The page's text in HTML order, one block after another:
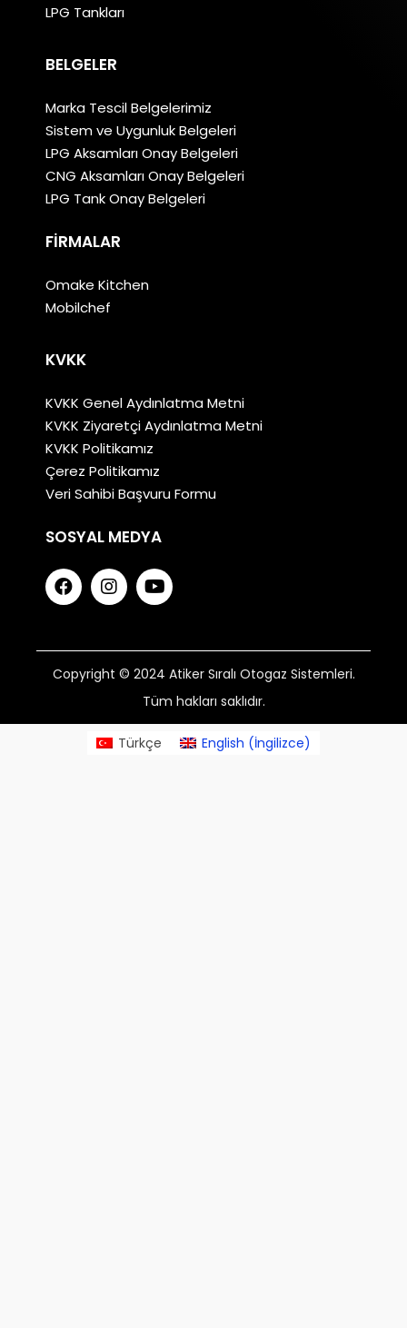
LPG Tankları
BELGELER
Marka Tescil Belgelerimiz
Sistem ve Uygunluk Belgeleri
LPG Aksamları Onay Belgeleri
CNG Aksamları Onay Belgeleri
LPG Tank Onay Belgeleri
FIRMALAR
Omake Kitchen
Mobilchef
KVKK
KVKK Genel Aydınlatma Metni
KVKK Ziyaretçi Aydınlatma Metni
KVKK Politikamız
Çerez Politikamız
Veri Sahibi Başvuru Formu
SOSYAL MEDYA
Copyright © 2024 Atiker Sıralı Otogaz Sistemleri.
Tüm hakları saklıdır.
Türkçe English (İngilizce)